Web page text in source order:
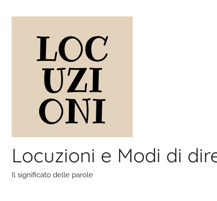
contenuto
Locuzioni e Modi di
Il significato delle parole